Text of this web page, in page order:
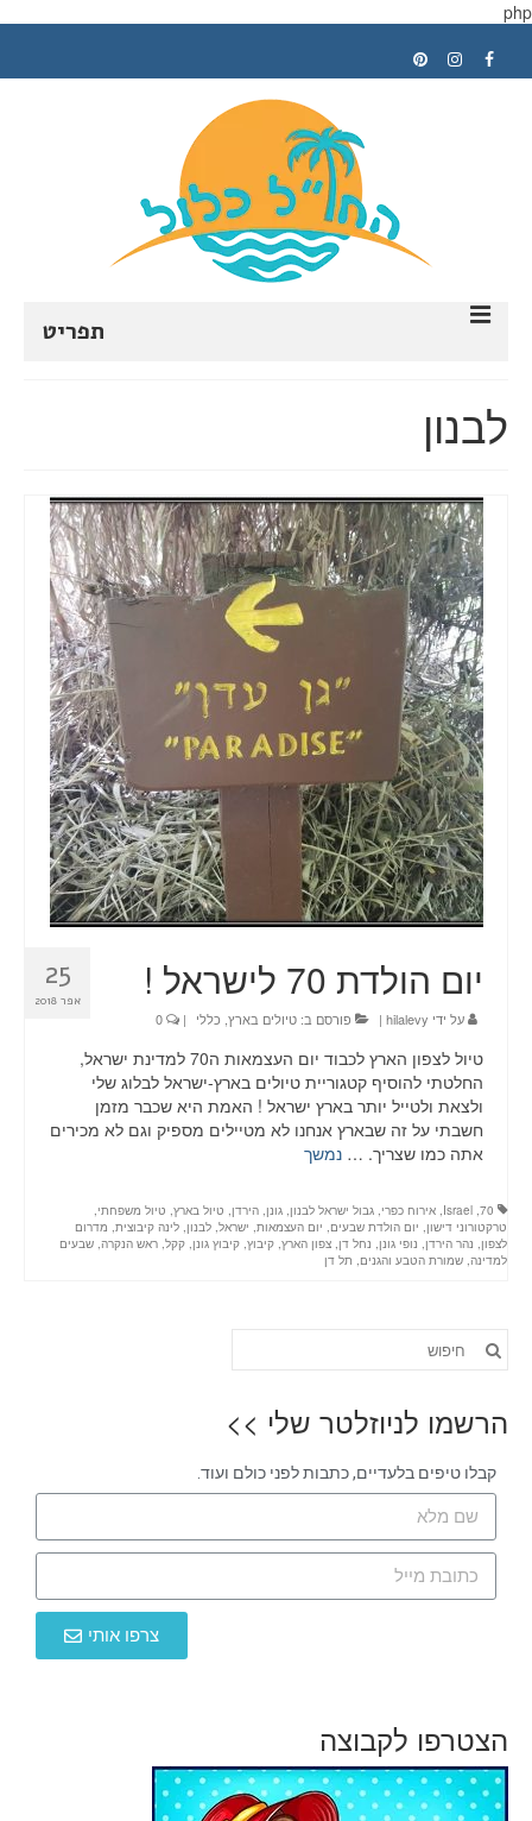
php
תפריט
תכנון טיול
טיפים
טיולים
תכנון טיול בהתאמה אישית
חדשות
אודות
צור קשר
Planning a trip? Here it all begins!
עמוד הבית
לבנון
25
אפר 2018 יום הולדת 70 לישראל !
על ידי hilalevy
| פורסם ב: טיולים בארץ כללי |
טיול לצפון הארץ לכבוד יום העצמאות ה70 למדינת ישראל,
החלטתי להוסיף קטגוריית טיולים בארץ-ישראל לבלוג שלי
ולצאת ולטייל יותר בארץ ישראל ! האמת היא שכבר מזמן
חשבתי על זה שבארץ אנחנו לא מטיילים מספיק וגם לא מכירים
אתה כמו שצריך. … נמשך
70
,
Israel
, אירוח כפרי, גבול ישראל לבנון, גונן, הירדן, טיול בארץ, טיול משפחתי,
טרקטורוני דישון, יום הולדת שבעים, יום העצמאות, ישראל, לבנון, לינה קיבוצית, מדרום
לצפון, נהר הירדן, נופי גונן, נחל דן, צפון הארץ, קיבוץ, קיבוץ גונן, קקל, ראש הנקרה, שבעים
למדינה, שמורת הטבע והגנים, תל דן
הרשמו לניוזלטר שלי >>
קבלו טיפים בלעדיים, כתבות לפני כולם ועוד.
צרפו אותי
הצטרפו לקבוצה